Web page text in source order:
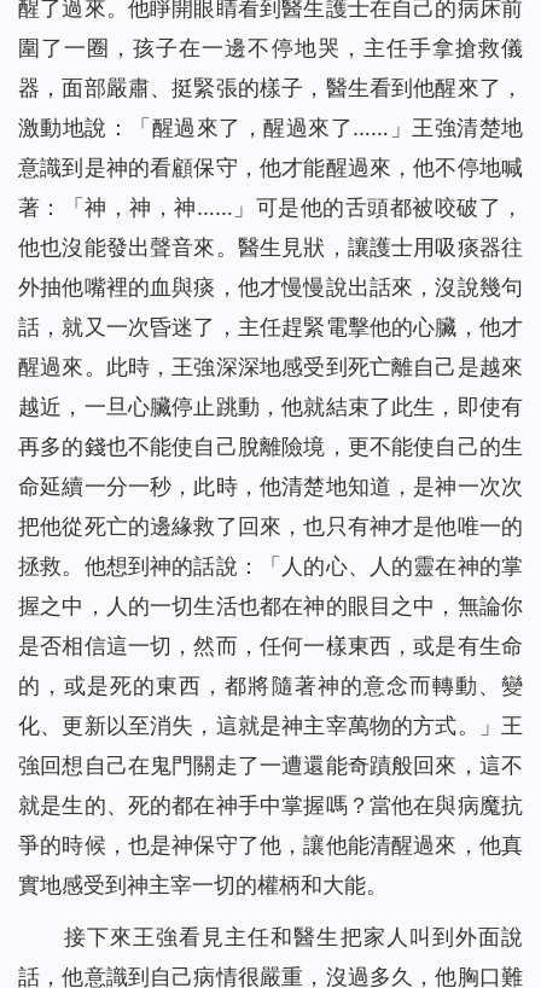
醒了過來。他睜開眼睛看到醫生護士在自己的病床前
圍了一圈，孩子在一邊不停地哭，主任手拿搶救儀
器，面部嚴肅、挺緊張的樣子，醫生看到他醒來了，
激動地說：「醒過來了，醒過來了……」王強清楚地
意識到是神的看顧保守，他才能醒過來，他不停地喊
著：「神，神，神……」可是他的舌頭都被咬破了，
他也沒能發出聲音來。醫生見狀，讓護士用吸痰器往
外抽他嘴裡的血與痰，他才慢慢說出話來，沒說幾句
話，就又一次昏迷了，主任趕緊電擊他的心臟，他才
醒過來。此時，王強深深地感受到死亡離自己是越來
越近，一旦心臟停止跳動，他就結束了此生，即使有
再多的錢也不能使自己脫離險境，更不能使自己的生
命延續一分一秒，此時，他清楚地知道，是神一次次
把他從死亡的邊緣救了回來，也只有神才是他唯一的
拯救。他想到神的話說：
「人的心、人的靈在神的掌
握之中，人的一切生活也都在神的眼目之中，無論你
是否相信這一切，然而，任何一樣東西，或是有生命
的，或是死的東西，都將隨著神的意念而轉動、變
化、更新以至消失，這就是神主宰萬物的方式。」 王
強回想自己在鬼門關走了一遭還能奇蹟般回來，這不
就是生的、死的都在神手中掌握嗎？當他在與病魔抗
爭的時候，也是神保守了他，讓他能清醒過來，他真
實地感受到神主宰一切的權柄和大能。
接下來王強看見主任和醫生把家人叫到外面說
話，他意識到自己病情很嚴重，沒過多久，他胸口難